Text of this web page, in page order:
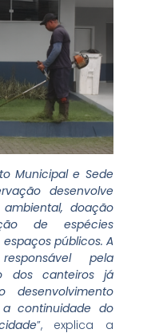
Municipal e Sede
desenvolve
doação
de espécies
públicos. A
pela
dos canteiros já
desenvolvimento
continuidade do
”, explica a